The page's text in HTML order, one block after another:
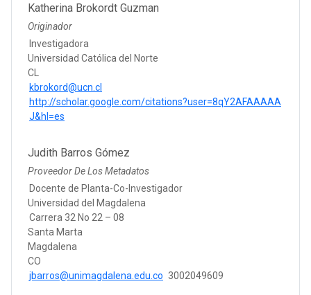
Katherina Brokordt Guzman
Originador
Investigadora
Universidad Católica del Norte
CL
kbrokord@ucn.cl
http://scholar.google.com/citations?user=8qY2AFAAAAA
J&hl=es
Judith Barros Gómez
Proveedor De Los Metadatos
Docente de Planta-Co-Investigador
Universidad del Magdalena
Carrera 32 No 22 – 08
Santa Marta
Magdalena
CO
jbarros@unimagdalena.edu.co 3002049609